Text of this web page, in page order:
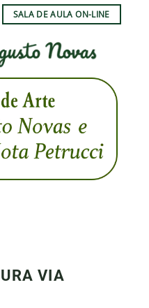
SALA DE AULA ON-LINE
VIA